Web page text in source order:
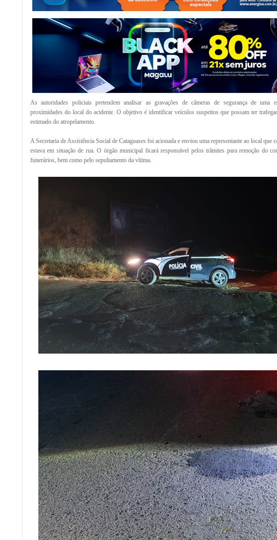
As autoridades policiais pretendem analisar as gravações de câmeras de segurança de uma
proximidades do local do acidente. O objetivo é identificar veículos suspeitos que possam ter
estimado do atropelamento.
A Secretaria de Assistência Social de Cataguases foi acionada e enviou uma representante ao local que
estava em situação de rua. O órgão municipal ficará responsável pelos trâmites para remoção do
funerários, bem como pelo sepultamento da vítima.